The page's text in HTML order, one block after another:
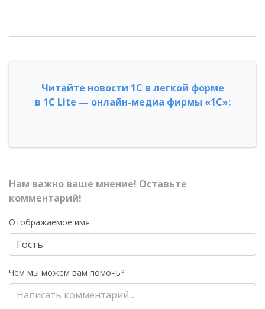
Читайте новости 1С в легкой форме
в 1С Lite — онлайн-медиа фирмы «1С»:
Нам важно ваше мнение! Оставьте
комментарий!
Отображаемое имя
Чем мы можем вам помочь?